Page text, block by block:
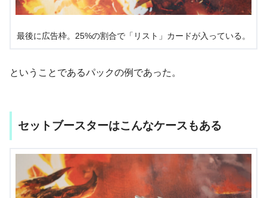
最後に広告枠。25%の割合で「リスト」カードが入っている。
ということであるパックの例であった。
セットブースターはこんなケースもある